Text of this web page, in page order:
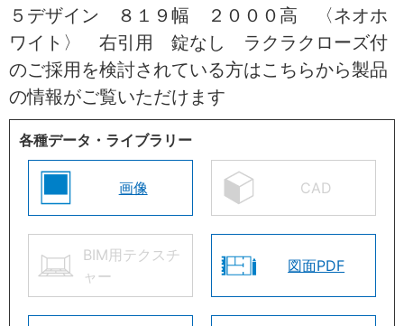
５デザイン ８１９幅 ２０００高 〈ネオホ
ワイト〉 右引用 錠なし ラクラクローズ付
のご採用を検討されている方はこちらから製品
の情報がご覧いただけます
各種データ・ライブラリー
画像 CAD
BIM用テクスチ
ャー
図面PDF